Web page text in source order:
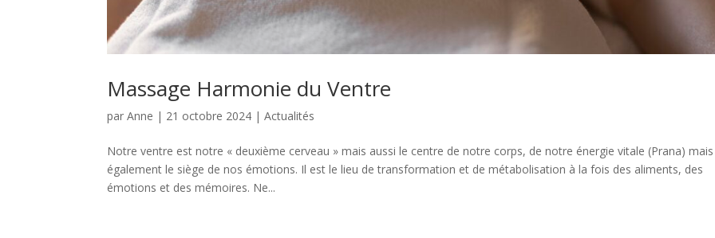
Massage Harmonie du Ventre
parAnne | 21 octobre 2024 |Actualités
Notre ventre est notre « deuxième cerveau » mais aussi le centre de notre corps, de notre énergie vitale (Prana) mais
également le siège de nos émotions. Il est le lieu de transformation et de métabolisation à la fois des aliments, des
émotions et des mémoires. Ne...